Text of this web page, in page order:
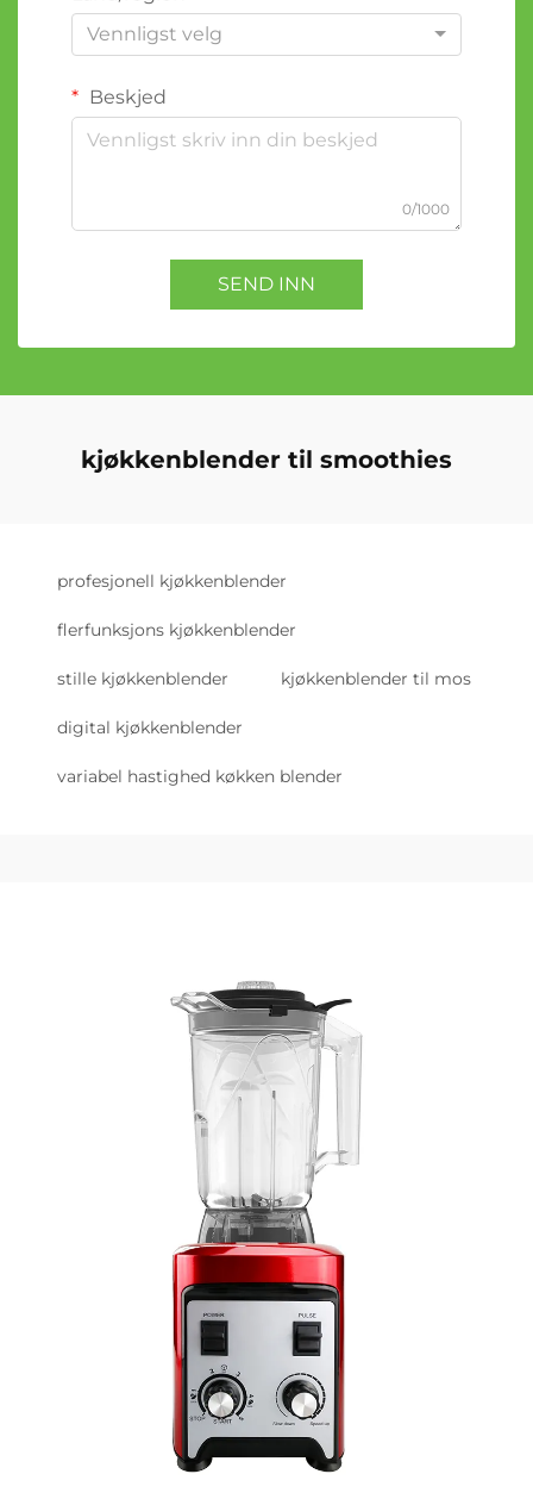
Vennligst velg
Beskjed
0/1000
SEND INN
kjøkkenblender til smoothies
profesjonell kjøkkenblender
flerfunksjons kjøkkenblender
stille kjøkkenblender kjøkkenblender til mos
digital kjøkkenblender
variabel hastighed køkken blender